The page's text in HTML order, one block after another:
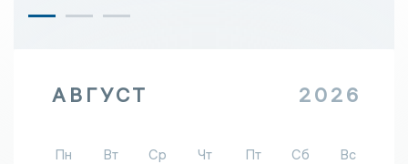
АВГУСТ 2026
Пн Вт Ср Чт Пт Сб
Вс